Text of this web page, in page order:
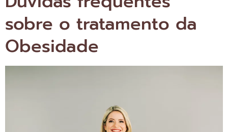
sobre o tratamento da
Obesidade